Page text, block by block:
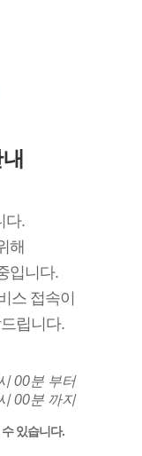
다.
해
입니다.
스 접속이
립니다.
00분 부터
00분 까지
있습니다.